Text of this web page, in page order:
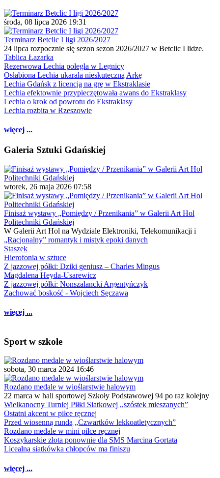
środa, 08 lipca 2026 19:31
Terminarz Betclic I ligi 2026/2027
24 lipca rozpocznie się sezon sezon 2026/2027 w Betclic I lidze.
Tablica Łazarka
Rezerwowa Lechia poległa w Legnicy
Osłabiona Lechia ukarała nieskuteczną Arkę
Lechia Gdańsk z licencją na grę w Ekstraklasie
Lechia efektownie przypieczętowała awans do Ekstraklasy
Lechia o krok od powrotu do Ekstraklasy
Lechia rozbita w Rzeszowie
więcej ...
Galeria Sztuki Gdańskiej
wtorek, 26 maja 2026 07:58
Finisaż wystawy „Pomiędzy / Przenikania” w Galerii Art Hol
Politechniki Gdańskiej
W Galerii Art Hol na Wydziale Elektroniki, Telekomunikacji i
„Racjonalny” romantyk i mistyk epoki danych
Staszek
Hierofonia w sztuce
Z jazzowej półki: Dziki geniusz – Charles Mingus
Magdalena Heyda-Usarewicz
Z jazzowej półki: Nonszalancki Argentyńczyk
Zachować boskość - Wojciech Sęczawa
więcej ...
Sport w szkole
sobota, 30 marca 2024 16:46
Rozdano medale w wioślarstwie halowym
22 marca w hali sportowej Szkoły Podstawowej 94 po raz kolejny
Wielkanocny Turniej Piłki Siatkowej ,,szóstek mieszanych”
Ostatni akcent w piłce ręcznej
Przed wiosenną rundą „Czwartków lekkoatletycznych”
Rozdano medale w mini piłce ręcznej
Koszykarskie złota ponownie dla SMS Marcina Gortata
Licealna siatkówka chłopców ma finiszu
więcej ...